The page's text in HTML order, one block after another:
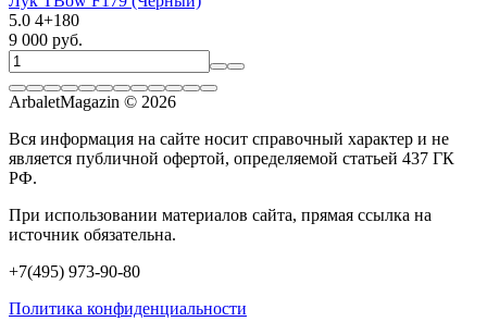
5.0 4+180
9 000 руб.
ArbaletMagazin © 2026
Вся информация на сайте носит справочный характер и не
является публичной офертой, определяемой статьей 437 ГК
РФ.
При использовании материалов сайта, прямая ссылка на
источник обязательна.
+7(495) 973-90-80
Политика конфиденциальности